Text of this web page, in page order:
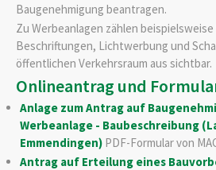
Baugenehmigung beantragen.
Zu Werbeanlagen zählen beispielsweise
Beschriftungen, Lichtwerbung und
öffentlichen Verkehrsraum aus sichtbar.
Onlineantrag und
Anlage zum Antrag auf
Werbeanlage - Baubeschreibung
Emmendingen) PDF-Formular von
Antrag auf Erteilung eines